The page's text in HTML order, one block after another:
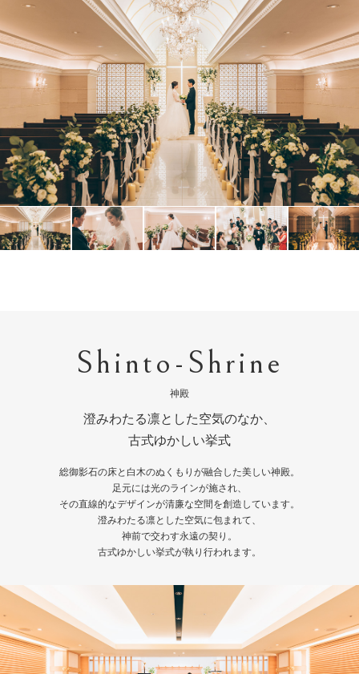
Shinto-Shrine
神殿
澄みわたる凛とした空気のなか、
古式ゆかしい挙式
総御影石の床と白木のぬくもりが融合した美しい神殿。
足元には光のラインが施され、
その直線的なデザインが清廉な空間を創造しています。
澄みわたる凛とした空気に包まれて、
神前で交わす永遠の契り。
古式ゆかしい挙式が執り行われます。